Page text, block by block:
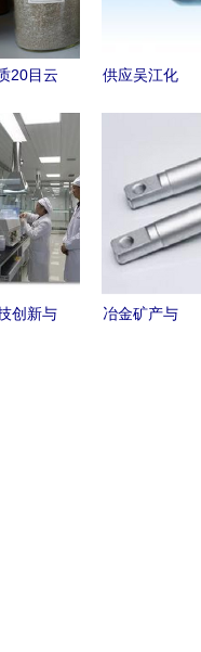
20目云
县精细
加工厂
与产品
解析
供应吴江化
家价格公
布，苏州友
联电镀专家
为企业提供
最优矿物加
创新与
冶金矿产与